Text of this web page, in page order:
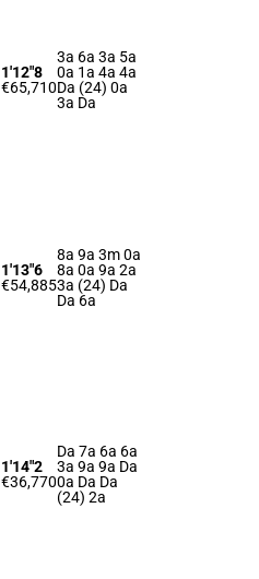
1'12"8
€65,710
3a 6a 3a 5a
0a 1a 4a 4a
Da (24) 0a
3a Da
1'13"6
€54,885
8a 9a 3m 0a
8a 0a 9a 2a
3a (24) Da
Da 6a
1'14"2
€36,770
Da 7a 6a 6a
3a 9a 9a Da
0a Da Da
(24) 2a